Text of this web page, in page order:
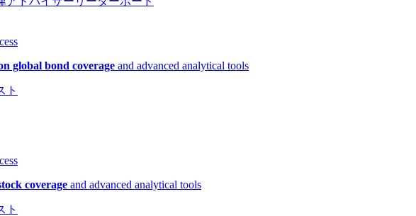
global bond coverage and advanced analytical tools
ト
coverage and advanced analytical tools
ト